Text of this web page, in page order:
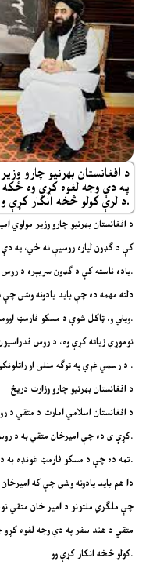
د افغانستان بهرنیو چارو
په دې وجه لغوه کړې وه
د لرې کولو څخه انکار کړې وو.
د افغانستان بهرنیو چارو وزیر مولوي
کې د ګډون لپاره روسیې ته ځي، په دې
یاده ناسته کې د ګډون سربېره د روس بهرنیو چارو وزیر سرګئي لاوروف سره هم وګوري.
دلته مهمه ده چې باید یادونه وشی
ویلي و، ټاکل شوې د مسکو فارمټ اوومه ناسته به روانې اکتوبر میاشت کې ترسره شي.
نوموړي زیاته کړې وه، د روس
د رسمي غړي په توګه منلی او راتلونکې ناسته کې د هغوی له فعال شتون هرکلی کوي .
د افغانستان بهرنیو چارو وزارت دریځ
د افغانستان اسلامي امارت د متقي د
کړې ی ده چې امیرخان متقي به د روس وره کوي چې د مسکو فارمټ غونډه کې ګډون وکړي.
تمه ده چې د مسکو فارمټ غونډه به د اکتوبر په میاشت کې ترسره کیږي.
دا هم باید یادونه وشی چې که
چې ملګري ملتونو د امیر خان متقي
متقي د هند سفر په دې وجه لغوه
کولو څخه انکار کړې وو.